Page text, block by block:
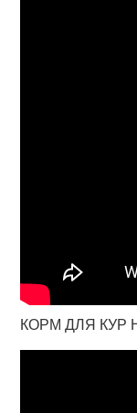
КОРМ ДЛЯ КУР